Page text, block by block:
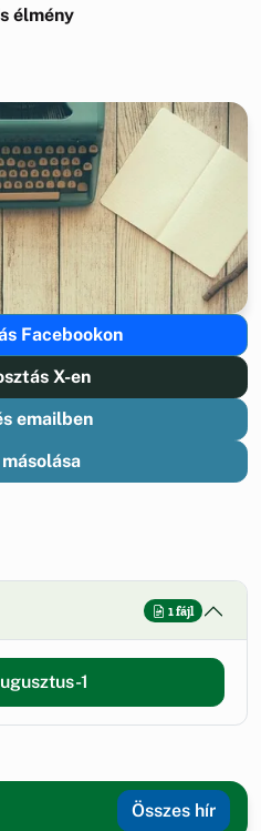
élmény
Facebookon
X-en
emailben
1 fájl
1
Összes hír